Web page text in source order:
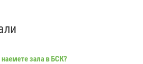
зала в БСК?